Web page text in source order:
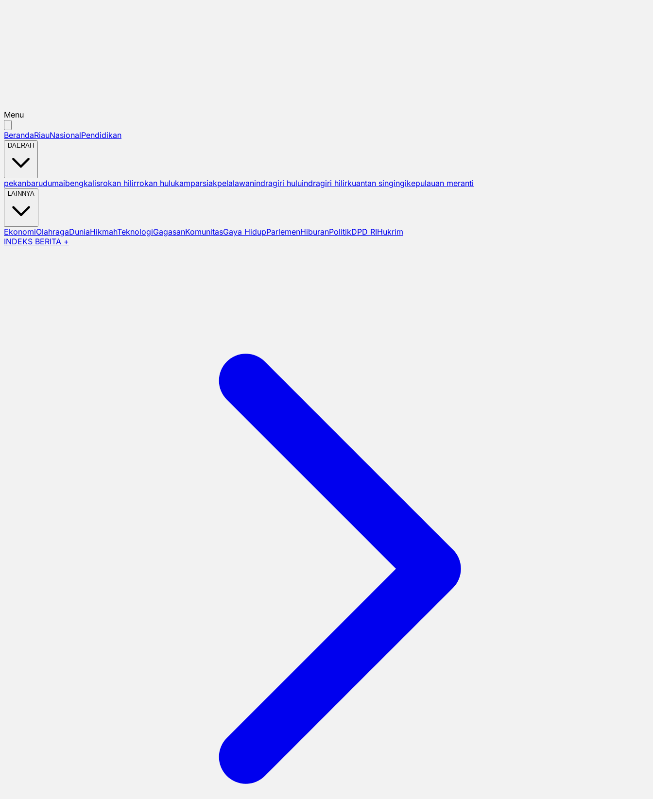
Menu
BerandaRiauNasionalPendidikan
DAERAH
pekanbarudumaibengkalisrokan hilirrokan hulukamparsiakpelalawanindragiri huluindragiri hilirkuantan singingikepulauan meranti
LAINNYA
EkonomiOlahragaDuniaHikmahTeknologiGagasanKomunitasGaya HidupParlemenHiburanPolitikDPD RIHukrim
INDEKS BERITA +